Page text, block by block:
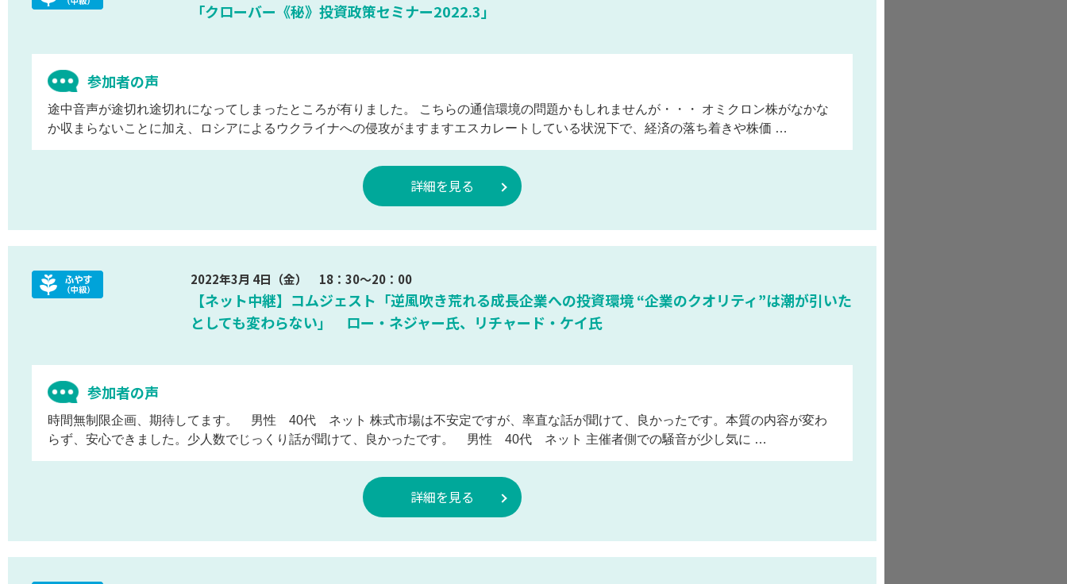
「クローバー《秘》投資政策セミナー2022.3」
参加者の声
途中音声が途切れ途切れになってしまったところが有りました。 こちらの通信環境の問題かもしれませんが・・・ オミクロン株がなかな
か収まらないことに加え、ロシアによるウクライナへの侵攻がますますエスカレートしている状況下で、経済の落ち着きや株価 …
詳細を見る
2022年3月 4日（金） 18：30～20：00
【ネット中継】コムジェスト「逆風吹き荒れる成長企業への投資環境 “企業のクオリティ”は潮が引いた
としても変わらない」 ロー・ネジャー氏、リチャード・ケイ氏
参加者の声
時間無制限企画、期待してます。 男性 40代 ネット 株式市場は不安定ですが、率直な話が聞けて、良かったです。本質の内容が変わ
らず、安心できました。少人数でじっくり話が聞けて、良かったです。 男性 40代 ネット 主催者側での騒音が少し気に …
詳細を見る